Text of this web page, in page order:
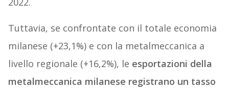
Tuttavia, se confrontate con il totale economia
milanese (+23,1%) e con la metalmeccanica a
livello regionale (+16,2%), le esportazioni della
metalmeccanica milanese registrano un tasso